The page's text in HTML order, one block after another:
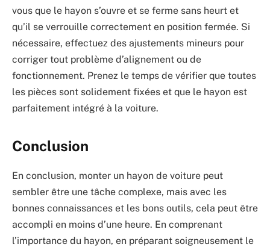
vous que le hayon s’ouvre et se ferme sans heurt et
qu’il se verrouille correctement en position fermée. Si
nécessaire, effectuez des ajustements mineurs pour
corriger tout problème d’alignement ou de
fonctionnement. Prenez le temps de vérifier que toutes
les pièces sont solidement fixées et que le hayon est
parfaitement intégré à la voiture.
Conclusion
En conclusion, monter un hayon de voiture peut
sembler être une tâche complexe, mais avec les
bonnes connaissances et les bons outils, cela peut être
accompli en moins d’une heure. En comprenant
l’importance du hayon, en préparant soigneusement le